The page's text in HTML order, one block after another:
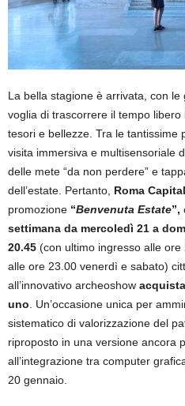
La bella stagione è arrivata, con
voglia di trascorrere il tempo
tesori e bellezze. Tra le tantissime
visita immersiva e multisensoriale
delle mete “da non perdere” e
dell’estate. Pertanto, Roma
promozione “Benvenuta Estate”,
settimana da mercoledì 21 a
20.45 (con ultimo ingresso alle
alle ore 23.00 venerdì e sabato)
all’innovativo archeoshow
uno . Un’occasione unica per
sistematico di valorizzazione del
riproposto in una versione ancora
all’integrazione tra computer
20 gennaio.